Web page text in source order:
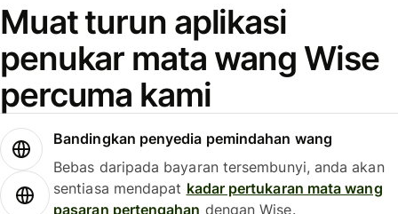
Muat turun aplikasi
penukar mata wang Wise
percuma kami
Bandingkan penyedia pemindahan wang
Bebas daripada bayaran tersembunyi, anda akan
sentiasa mendapat kadar pertukaran mata wang
pasaran pertengahan dengan Wise.